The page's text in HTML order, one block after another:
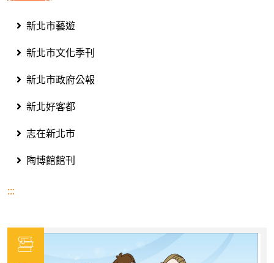
新北市藝遊
新北市文化季刊
新北市政府公報
新北好客都
志在新北市
陶博館館刊
:::